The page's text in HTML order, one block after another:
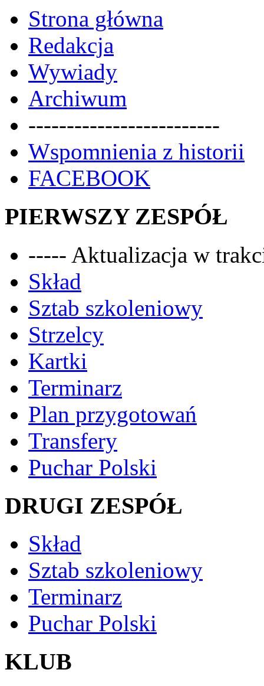
Strona główna
Redakcja
Wywiady
Archiwum
-------------------------
Wspomnienia z historii
FACEBOOK
PIERWSZY ZESPÓŁ
----- Aktualizacja w
Skład
Sztab szkoleniowy
Strzelcy
Kartki
Terminarz
Plan przygotowań
Transfery
Puchar Polski
DRUGI ZESPÓŁ
Skład
Sztab szkoleniowy
Terminarz
Puchar Polski
KLUB